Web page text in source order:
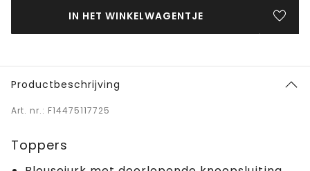
IN HET WINKELWAGENTJE
Productbeschrijving
Art. nr.: F14475117725
Toppers